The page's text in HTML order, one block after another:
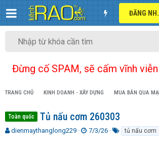
Đừng cố SPAM, sẽ cấm vĩnh
TRANG CHỦ KINH DOANH - XÂY DỰNG MUA BÁN QUA
Toàn quốc Tủ nấu cơm 260303
T
dienmaythanglong229
N
7/3/26 tủ nấu cơm